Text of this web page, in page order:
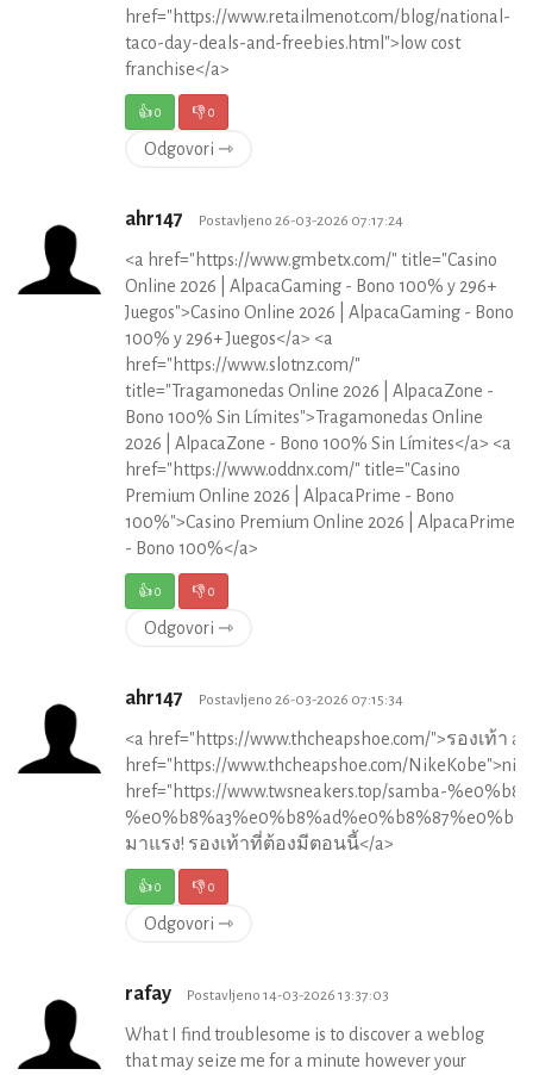
href="https://www.retailmenot.com/blog/national-
taco-day-deals-and-freebies.html">low cost
franchise</a>
👍0 👎0
Odgovori ⇾
ahr147 Postavljeno 26-03-2026 07:17:24
<a href="https://www.gmbetx.com/" title="Casino
Online 2026 | AlpacaGaming - Bono 100% y 296+
Juegos">Casino Online 2026 | AlpacaGaming - Bono
100% y 296+ Juegos</a> <a
href="https://www.slotnz.com/"
title="Tragamonedas Online 2026 | AlpacaZone -
Bono 100% Sin Límites">Tragamonedas Online
2026 | AlpacaZone - Bono 100% Sin Límites</a> <a
href="https://www.oddnx.com/" title="Casino
Premium Online 2026 | AlpacaPrime - Bono
100%">Casino Premium Online 2026 | AlpacaPrime
- Bono 100%</a>
👍0 👎0
Odgovori ⇾
ahr147 Postavljeno 26-03-2026 07:15:34
<a href="https://www.thcheapshoe.com/">รองเท้า
href="https://www.thcheapshoe.com/
href="https://www.twsneakers.top/samba-
มาแรง! รองเท้าที่ต้องมีตอนนี้</a>
👍0 👎0
Odgovori ⇾
rafay Postavljeno 14-03-2026 13:37:03
What I find troublesome is to discover a weblog
that may seize me for a minute however your